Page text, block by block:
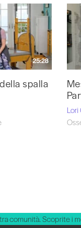
Vai
25:28
spalla
Lori
comunità. Scoprite i